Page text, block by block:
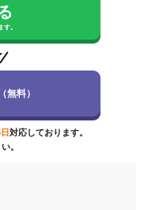
。
（無料）
対応しております。
。